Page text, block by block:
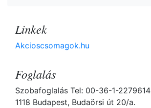
Linkek
Akcioscsomagok.hu
Foglalás
Szobafoglalás Tel: 00-36-1-2279614
1118 Budapest, Budaörsi út 20/a.